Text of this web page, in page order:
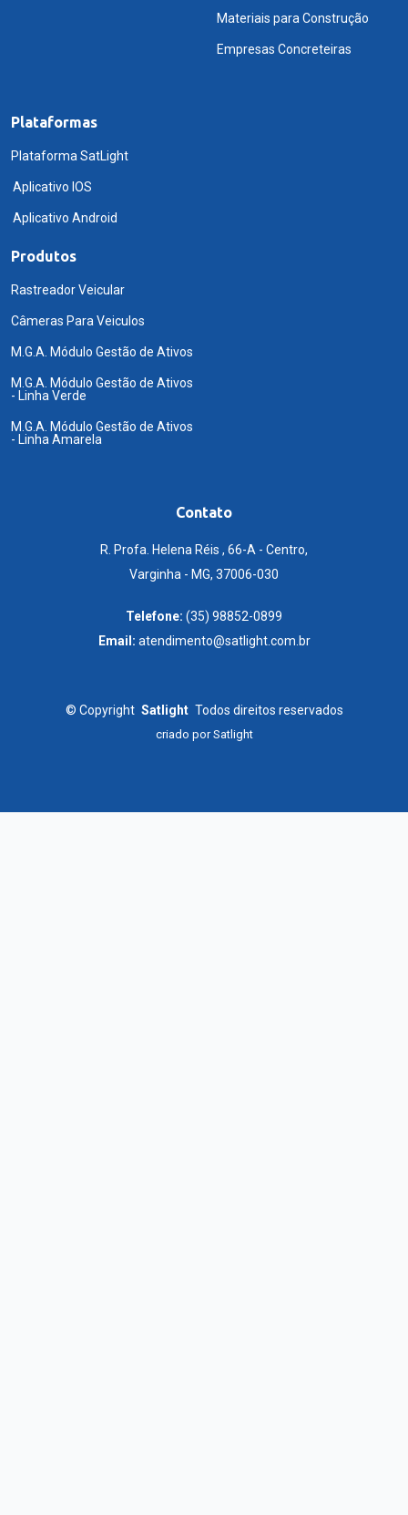
Materiais para Construção
Empresas Concreteiras
Plataformas
Plataforma SatLight
Aplicativo IOS
Aplicativo Android
Produtos
Rastreador Veicular
Câmeras Para Veiculos
M.G.A. Módulo Gestão de Ativos
M.G.A. Módulo Gestão de Ativos
- Linha Verde
M.G.A. Módulo Gestão de Ativos
- Linha Amarela
Contato
R. Profa. Helena Réis , 66-A - Centro,
Varginha - MG, 37006-030
Telefone: (35) 98852-0899
Email: atendimento@satlight.com.br
© Copyright Satlight Todos direitos reservados
criado porSatlight